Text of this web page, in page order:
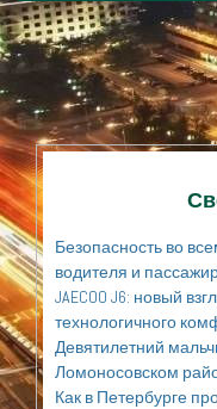
Безопасность во
водителя и
JAECOO J6: новый
технологичного
Девятилетний
Ломоносовском
Как в Петербурге